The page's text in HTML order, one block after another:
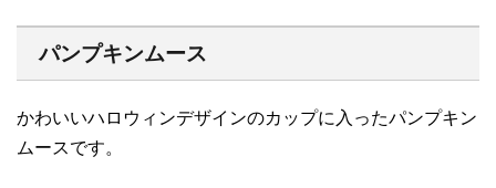
パンプキンムース
かわいいハロウィンデザインのカップに入ったパンプキン
ムースです。